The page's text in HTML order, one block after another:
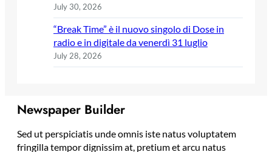
July 30, 2026
“Break Time” è il nuovo singolo di Dose in
radio e in digitale da venerdì 31 luglio
July 28, 2026
Newspaper Builder
Sed ut perspiciatis unde omnis iste natus voluptatem
fringilla tempor dignissim at, pretium et arcu natus